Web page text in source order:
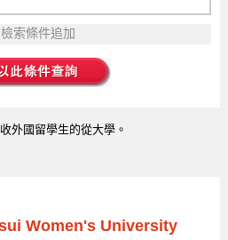
檢索條件追加
外國留學生的從大學。
Women's University